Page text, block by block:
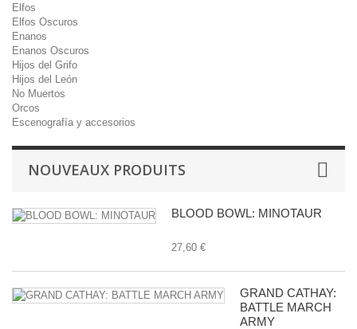
Elfos
Elfos Oscuros
Enanos
Enanos Oscuros
Hijos del Grifo
Hijos del León
No Muertos
Orcos
Escenografía y accesorios
NOUVEAUX PRODUITS
BLOOD BOWL: MINOTAUR
27,60 €
GRAND CATHAY:
BATTLE MARCH
ARMY